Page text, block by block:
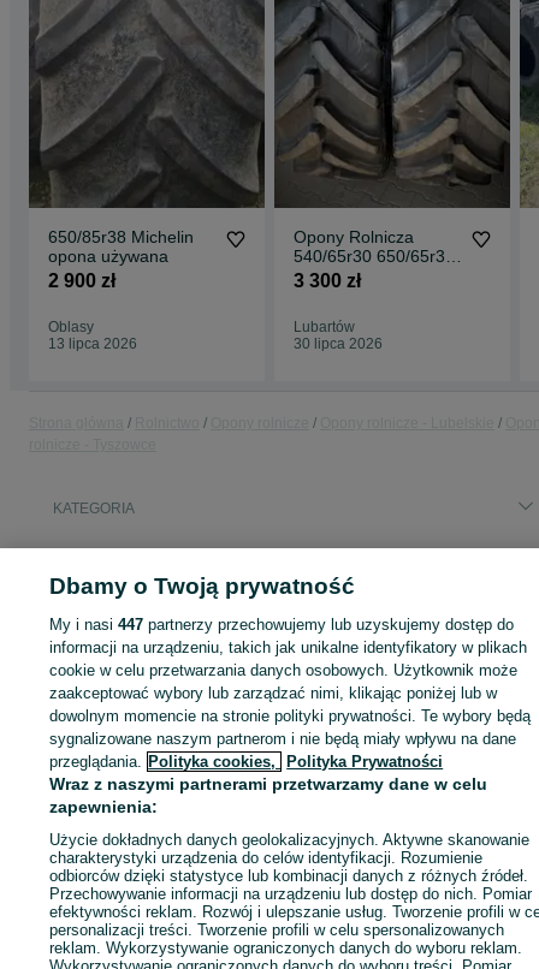
650/85r38 Michelin
opona używana
2 900 zł
Oblasy
13 lipca 2026
Opony Rolnicza
540/65r30 650/65r38
540/65r38 RADIALNA
3 300 zł
Lubartów
30 lipca 2026
KATEGORIA
Zaloguj się lub załóż konto na OLX, aby skontaktować się z
sprzedającym
Zaloguj się / Załóż konto
Wyślij wiadomość
Dbamy o Twoją prywatność
My i nasi447 partnerzy przechowujemy lub uzyskujemy dostęp do
informacji na urządzeniu, takich jak unikalne identyfikatory w plikach
cookie w celu przetwarzania danych osobowych. Użytkownik może
zaakceptować wybory lub zarządzać nimi, klikając poniżej lub w
dowolnym momencie na stronie polityki prywatności. Te wybory będą
sygnalizowane naszym partnerom i nie będą miały wpływu na dane
przeglądania. Polityka cookies, Polityka Prywatności
Wraz z naszymi partnerami przetwarzamy dane w celu
zapewnienia:
Użycie dokładnych danych geolokalizacyjnych. Aktywne skanowanie
charakterystyki urządzenia do celów identyfikacji. Rozumienie
odbiorców dzięki statystyce lub kombinacji danych z różnych źródeł.
Przechowywanie informacji na urządzeniu lub dostęp do nich. Pomiar
efektywności reklam. Rozwój i ulepszanie usług. Tworzenie profili w
personalizacji treści. Tworzenie profili w celu spersonalizowanych
reklam. Wykorzystywanie ograniczonych danych do wyboru reklam.